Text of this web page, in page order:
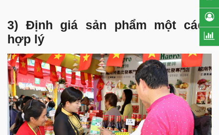
3) Định giá sản phẩm một cách
hợp lý